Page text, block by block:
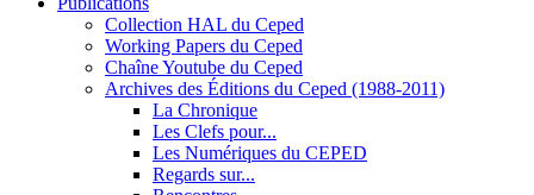
Collection HAL du Ceped
Working Papers du Ceped
Chaîne Youtube du Ceped
Archives des Éditions du Ceped (1988-2011)
La Chronique
Les Clefs pour...
Les Numériques du CEPED
Regards sur...